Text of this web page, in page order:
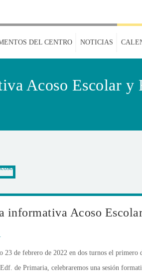
DEL CENTRO NOTICIAS
Acoso Escolar y
informativa Acoso
23 de febrero de 2022 en dos turnos el primero
de Primaria, celebraremos una sesión